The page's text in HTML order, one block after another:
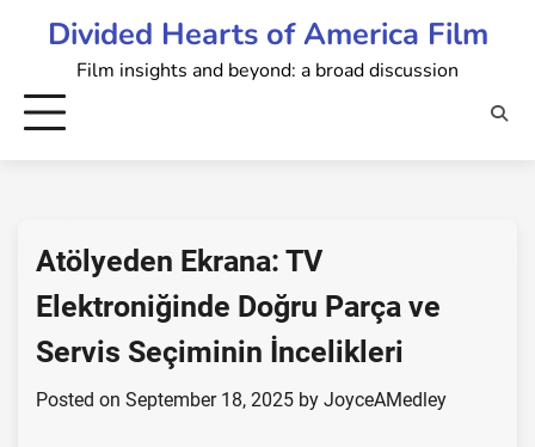
Divided Hearts of America Film
Film insights and beyond: a broad discussion
Atölyeden Ekrana: TV
Elektroniğinde Doğru Parça ve
Servis Seçiminin İncelikleri
Posted on September 18, 2025 by JoyceAMedley